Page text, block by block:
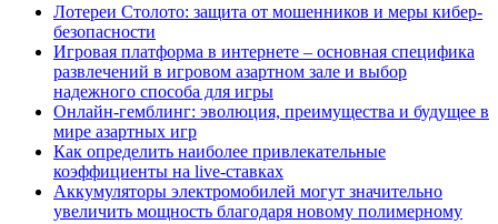
Лотереи Столото: защита от мошенников и меры кибер-
безопасности
Игровая платформа в интернете – основная специфика
развлечений в игровом азартном зале и выбор
надежного способа для игры
Онлайн-гемблинг: эволюция, преимущества и будущее в
мире азартных игр
Как определить наиболее привлекательные
коэффициенты на live-ставках
Аккумуляторы электромобилей могут значительно
увеличить мощность благодаря новому полимерному